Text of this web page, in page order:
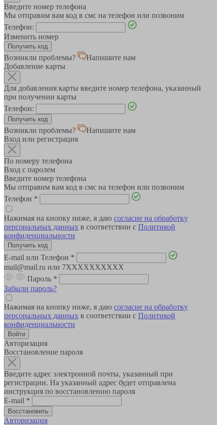
Введите номер телефона
Мы отправим вам код в смс на телефон или позвоним
Телефон:
Изменить номер
Возникли проблемы?
Напишите нам
Добавление карты
Для добавления карты введите номер телефона, указанный
при получении карты
Телефон:
Возникли проблемы?
Напишите нам
Вход или регистрация
По номеру телефона
Вход с паролем
Введите номер телефона
Мы отправим вам код в смс на телефон или позвоним
Телефон *
Нажимая на кнопку ниже, я даю согласие на обработку
персональных данных в соответствии с Политикой
конфиденциальности
E-mail или Телефон *
mail@mail.ru или 7XXXXXXXXXX
Пароль *
Забыли пароль?
Нажимая на кнопку ниже, я даю согласие на обработку
персональных данных в соответствии с Политикой
конфиденциальности
Авторизация
Восстановление пароля
Введите адрес электронной почты, указанный при
регистрации. На указанный адрес будет отправлена
инструкция по восстановлению пароля
E-mail *
Авторизация